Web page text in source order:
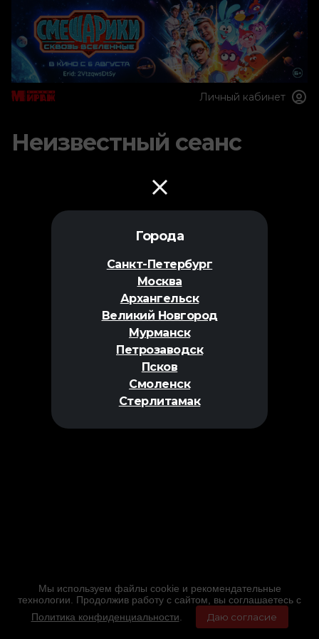
Города
Санкт-Петербург
Москва
Архангельск
Великий Новгород
Мурманск
Петрозаводск
Псков
Смоленск
Стерлитамак
Личный кабинет
Неизвестный сеанс
Мы используем файлы cookie и рекомендательные
технологии. Продолжив работу с сайтом, вы соглашаетесь с
Политика конфиденциальности
Даю согласие